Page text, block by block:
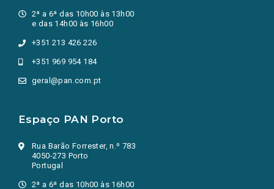
2ª a 6ª das 10h00 às 13h00
e das 14h00 às 16h00
+351 213 426 226
+351 969 954 184
geral@pan.com.pt
Espaço PAN Porto
Rua Barão Forrester, n.º 783
4050-273 Porto
Portugal
2ª a 6ª das 10h00 às 16h00